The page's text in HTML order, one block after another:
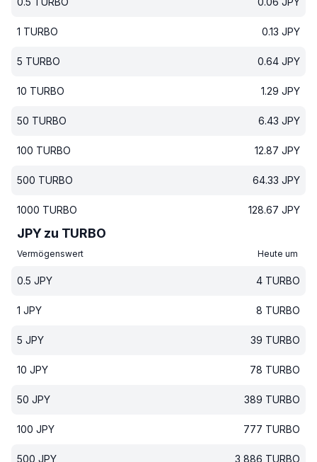
1 TURBO 0.13 JPY
5 TURBO 0.64 JPY
10 TURBO 1.29 JPY
50 TURBO 6.43 JPY
100 TURBO 12.87 JPY
500 TURBO 64.33 JPY
1000 TURBO 128.67 JPY
JPY zu TURBO
Vermögenswert Heute um
0.5 JPY 4 TURBO
1 JPY 8 TURBO
5 JPY 39 TURBO
10 JPY 78 TURBO
50 JPY 389 TURBO
100 JPY 777 TURBO
500 JPY 3 886 TURBO